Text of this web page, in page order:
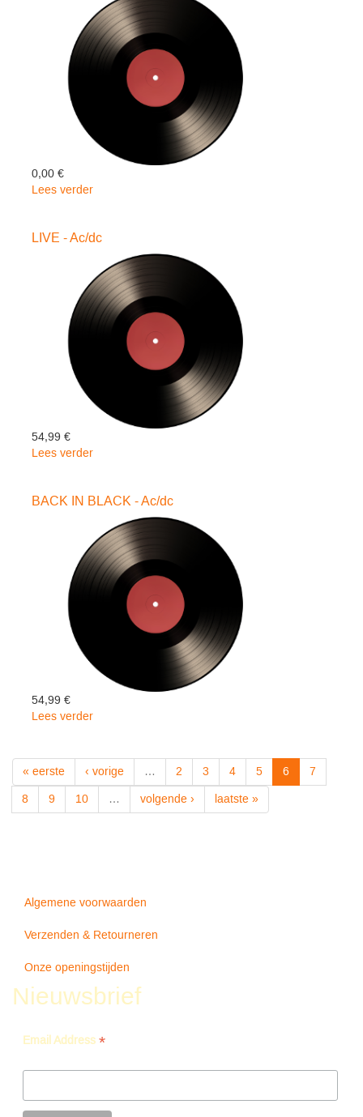
...
-
Ac/dc
0,00 €
Lees verder
BLACK
Ac/dc
LIVE - Ac/dc
54,99 €
Lees verder
Ac/dc
BACK IN BLACK - Ac/dc
54,99 €
Lees verder
BLACK
-
Ac/dc
« eerste ‹ vorige … 2 3 4 5 6
7
8
9 10 … volgende › laatste »
Algemene voorwaarden
Verzenden & Retourneren
Onze openingstijden
Nieuwsbrief
Email Address *